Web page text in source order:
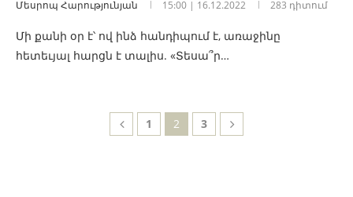
Մեսրոպ Հարությունյան 15:00 | 16.12.2022 283 դիտում
Մի քանի օր է՝ ով ինձ հանդիպում է, առաջինը
հետեւյալ հարցն է տալիս. «Տեսա՞ր…
1 2 3